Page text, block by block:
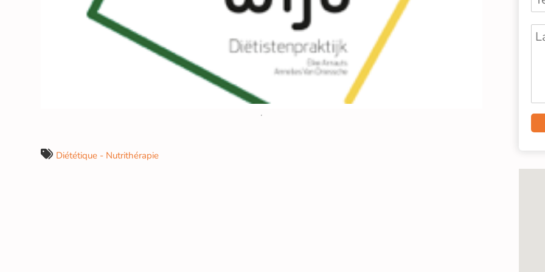
Diététique - Nutrithérapie